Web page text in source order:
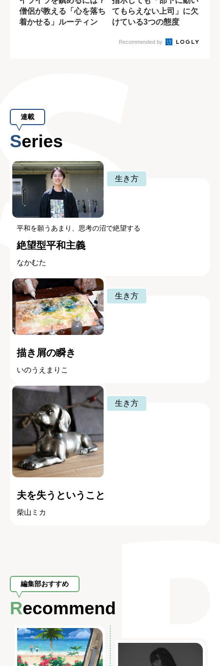
僧侶が教える「心を落ち
着かせる」ルーティン
てもらえない上司」に欠
けている3つの態度
Recommended by
連載
Series
生き方
平和を願うあまり、思考の沼で絶望する
絶望型平和主義
なかむた
生き方
描き屑の瞬き
いのうえまりこ
生き方
夫を失うということ
柴山ミカ
編集部おすすめ
Recommend